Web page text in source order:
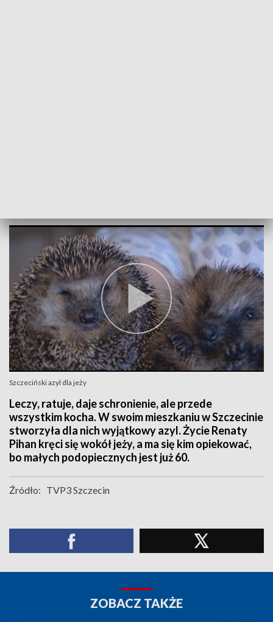
Szczeciński azyl dla jeży
Leczy, ratuje, daje schronienie, ale przede
wszystkim kocha. W swoim mieszkaniu w Szczecinie
stworzyła dla nich wyjątkowy azyl. Życie Renaty
Pihan kręci się wokół jeży, a ma się kim opiekować,
bo małych podopiecznych jest już 60.
Źródło: TVP3 Szczecin
ZOBACZ TAKŻE